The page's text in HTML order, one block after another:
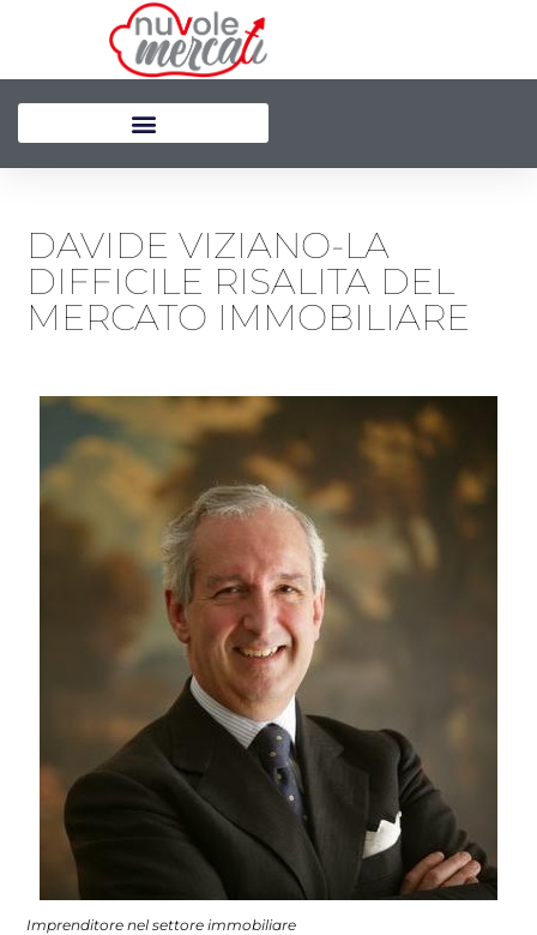
DAVIDE VIZIANO-LA
DIFFICILE RISALITA DEL
MERCATO IMMOBILIARE
Imprenditore nel settore immobiliare